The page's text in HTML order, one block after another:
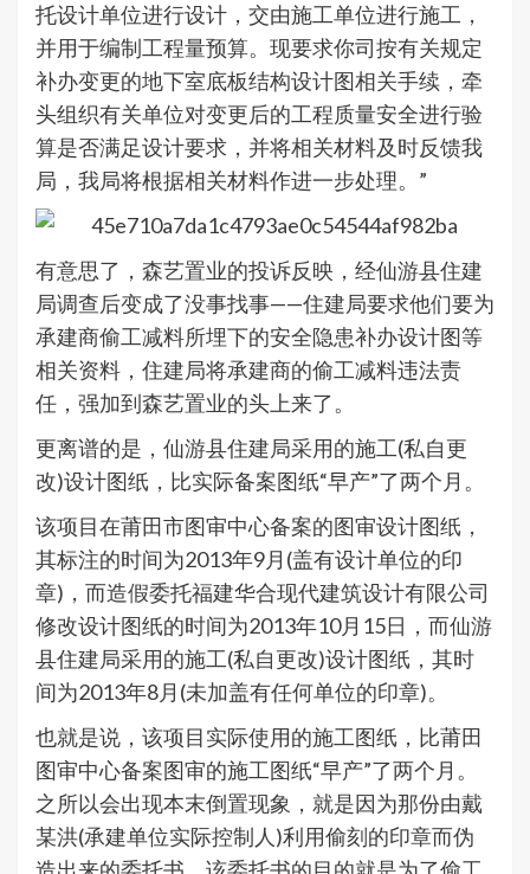
托设计单位进行设计，交由施工单位进行施工，
并用于编制工程量预算。现要求你司按有关规定
补办变更的地下室底板结构设计图相关手续，牵
头组织有关单位对变更后的工程质量安全进行验
算是否满足设计要求，并将相关材料及时反馈我
局，我局将根据相关材料作进一步处理。”
有意思了，森艺置业的投诉反映，经仙游县住建
局调查后变成了没事找事——住建局要求他们要为
承建商偷工减料所埋下的安全隐患补办设计图等
相关资料，住建局将承建商的偷工减料违法责
任，强加到森艺置业的头上来了。
更离谱的是，仙游县住建局采用的施工(私自更
改)设计图纸，比实际备案图纸“早产”了两个月。
该项目在莆田市图审中心备案的图审设计图纸，
其标注的时间为2013年9月(盖有设计单位的印
章)，而造假委托福建华合现代建筑设计有限公司
修改设计图纸的时间为2013年10月15日，而仙游
县住建局采用的施工(私自更改)设计图纸，其时
间为2013年8月(未加盖有任何单位的印章)。
也就是说，该项目实际使用的施工图纸，比莆田
图审中心备案图审的施工图纸“早产”了两个月。
之所以会出现本末倒置现象，就是因为那份由戴
某洪(承建单位实际控制人)利用偷刻的印章而伪